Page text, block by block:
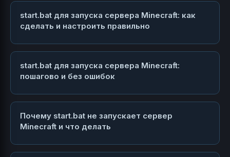
start.bat для запуска сервера Minecraft: как
сделать и настроить правильно
start.bat для запуска сервера Minecraft:
пошагово и без ошибок
Почему start.bat не запускает сервер
Minecraft и что делать